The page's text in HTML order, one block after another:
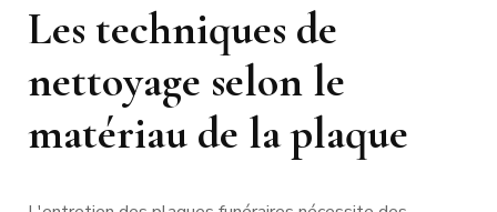
Les techniques de
nettoyage selon le
matériau de la plaque